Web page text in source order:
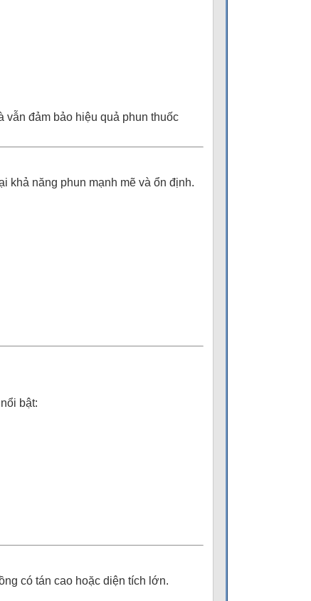
đảm bảo hiệu quả phun thuốc
khả năng phun mạnh mẽ và ổn định.
bật:
có tán cao hoặc diện tích lớn.